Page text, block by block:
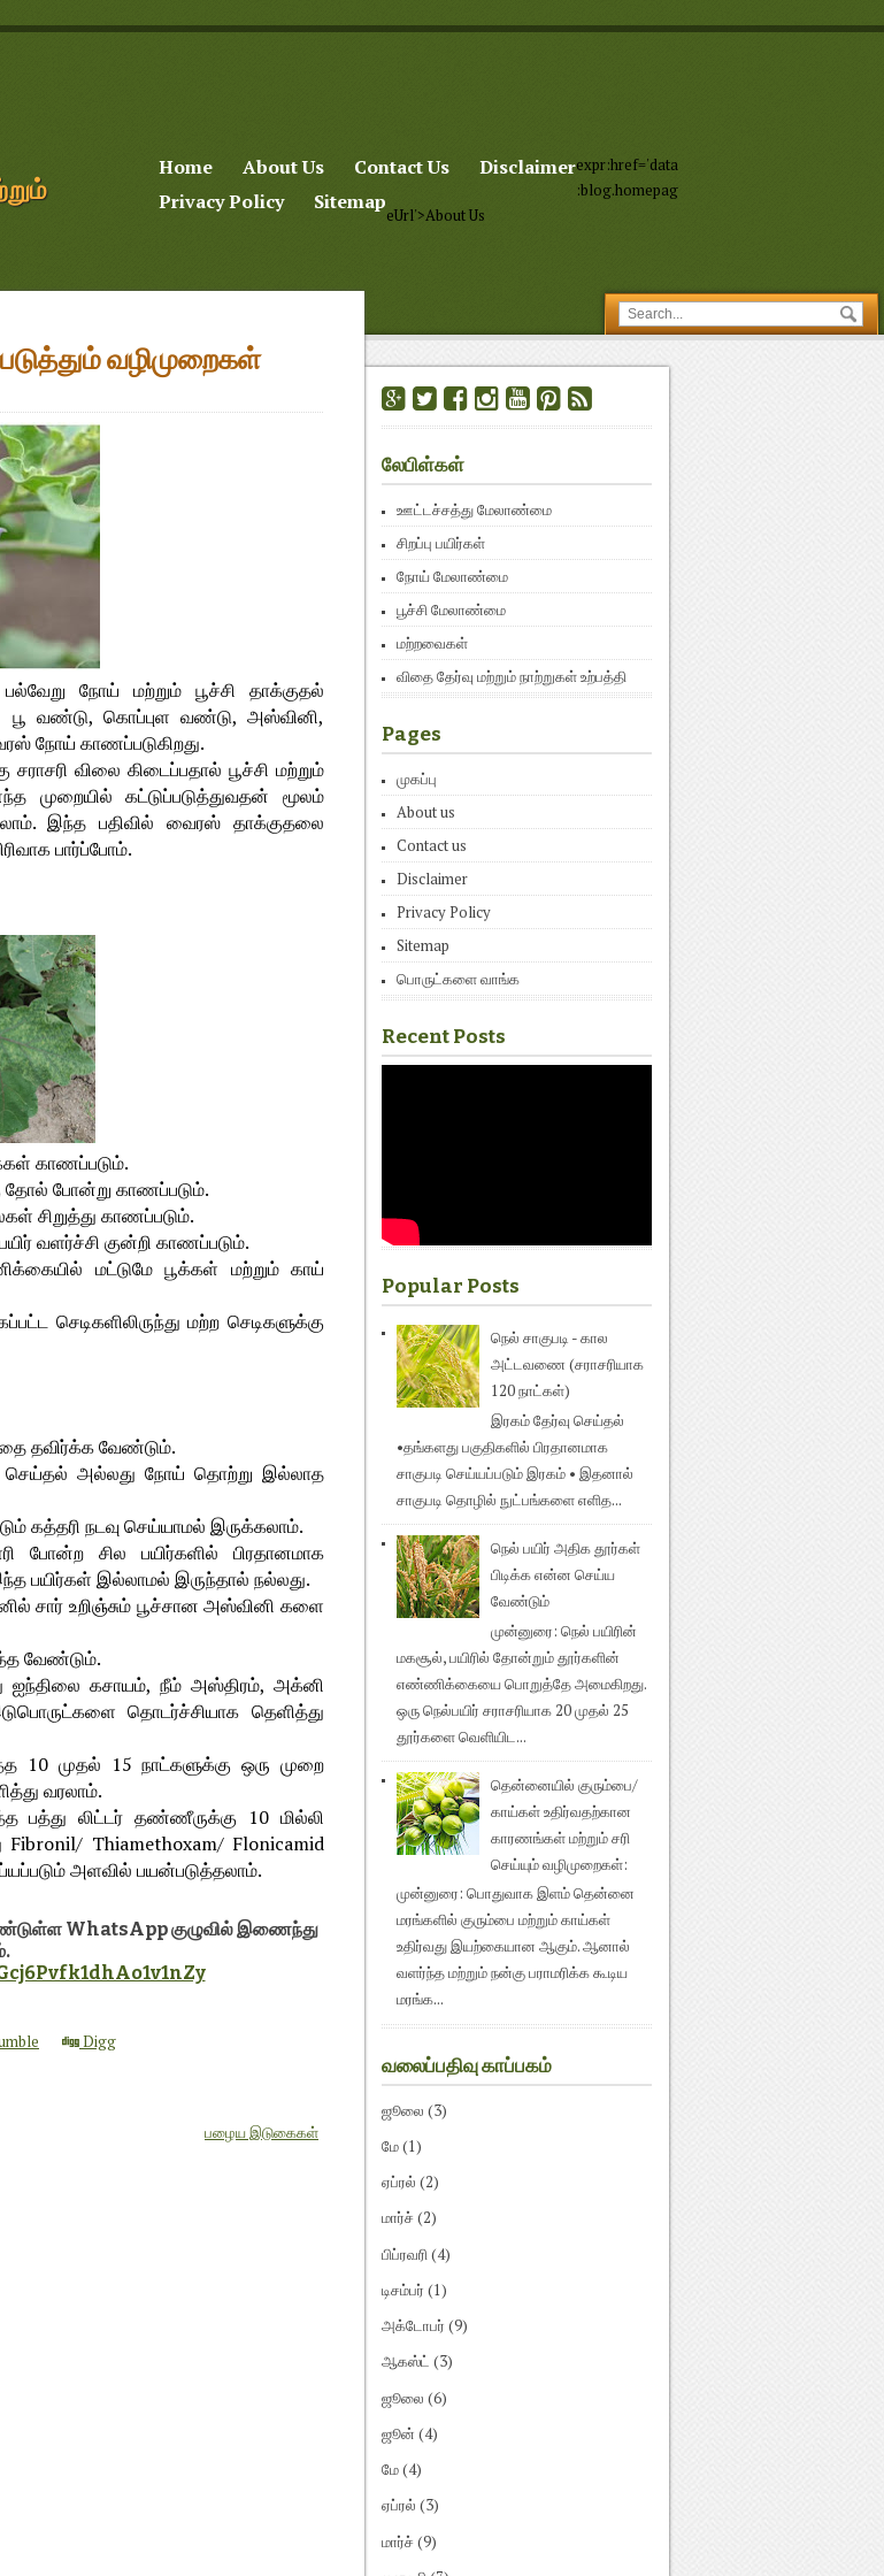
Home About Us Contact Us
Disclaimer
Privacy Policy
Sitemap
expr:href='data
:blog.homepag
eUrl'>About Us
வழிமுறைகள்
நோய் மற்றும் பூச்சி தாக்குதல்
பூ வண்டு, கொப்புள வண்டு, அஸ்வினி,
நோய் காணப்படுகிறது.
விலை கிடைப்பதால் பூச்சி மற்றும்
முறையில் கட்டுப்படுத்துவதன் மூலம்
இந்த பதிவில் வைரஸ் தாக்குதலை
பார்ப்போம்.
காணப்படும்.
தோல் போன்று காணப்படும்.
சிறுத்து காணப்படும்.
வளர்ச்சி குன்றி காணப்படும்.
மட்டுமே பூக்கள் மற்றும் காய்
செடிகளிலிருந்து மற்ற செடிகளுக்கு
தவிர்க்க வேண்டும்.
செய்தல் அல்லது நோய் தொற்று இல்லாத
கத்தரி நடவு செய்யாமல் இருக்கலாம்.
சில பயிர்களில் பிரதானமாக
பயிர்கள் இல்லாமல் இருந்தால் நல்லது.
சார் உறிஞ்சும் பூச்சான அஸ்வினி களை
வேண்டும்.
ஐந்திலை கசாயம், நீம் அஸ்திரம், அக்னி
தொடர்ச்சியாக தெளித்து
10 முதல் 15 நாட்களுக்கு ஒரு முறை
வரலாம்.
பத்து லிட்டர் தண்ணீருக்கு 10 மில்லி
Thiamethoxam/ Flonicamid
அளவில் பயன்படுத்தலாம்.
WhatsApp குழுவில் இணைந்து
Digg
பழைய இடுகைகள்
லேபிள்கள்
ஊட்டச்சத்து மேலாண்மை
சிறப்பு பயிர்கள்
நோய் மேலாண்மை
பூச்சி மேலாண்மை
மற்றவைகள்
விதை தேர்வு மற்றும் நாற்றுகள் உற்பத்தி
Pages
முகப்பு
About us
Contact us
Disclaimer
Privacy Policy
Sitemap
பொருட்களை வாங்க
Recent Posts
Popular Posts
நெல் சாகுபடி - கால
அட்டவணை (சராசரியாக
120 நாட்கள்)
இரகம் தேர்வு செய்தல்
•தங்களது பகுதிகளில் பிரதானமாக
சாகுபடி செய்யப்படும் இரகம் • இதனால்
சாகுபடி தொழில் நுட்பங்களை எளித...
நெல் பயிர் அதிக தூர்கள்
பிடிக்க என்ன செய்ய
வேண்டும்
முன்னுரை: நெல் பயிரின்
மகசூல், பயிரில் தோன்றும் தூர்களின்
எண்ணிக்கையை பொறுத்தே அமைகிறது.
ஒரு நெல்பயிர் சராசரியாக 20 முதல் 25
தூர்களை வெளியிட...
தென்னையில் குரும்பை/
காய்கள் உதிர்வதற்கான
காரணங்கள் மற்றும் சரி
செய்யும் வழிமுறைகள்:
முன்னுரை: பொதுவாக இளம் தென்னை
மரங்களில் குரும்பை மற்றும் காய்கள்
உதிர்வது இயற்கையான ஆகும். ஆனால்
வளர்ந்த மற்றும் நன்கு பராமரிக்க கூடிய
மரங்க...
வலைப்பதிவு காப்பகம்
ஜூலை (3)
மே(1)
ஏப்ரல் (2)
மார்ச்(2)
பிப்ரவரி (4)
டிசம்பர் (1)
அக்டோபர் (9)
ஆகஸ்ட் (3)
ஜூலை (6)
ஜூன் (4)
மே(4)
ஏப்ரல் (3)
மார்ச்(9)